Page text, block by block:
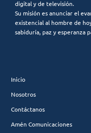
digital y de televisión.
Su misión es anunciar el
existencial al hombre de
sabiduría, paz y esperanza
Inicio
Nosotros
Contáctanos
Amén Comunicaciones